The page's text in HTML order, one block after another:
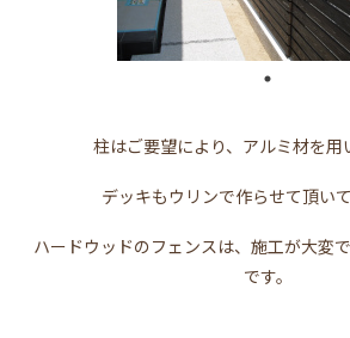
柱はご要望により、アルミ材を用
デッキもウリンで作らせて頂いて
ハードウッドのフェンスは、施工が大変で
です。